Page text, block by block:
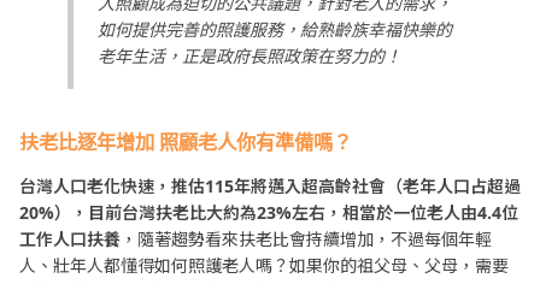
如何提供完善的照護服務，給熟齡族幸福快樂的
老年生活，正是政府長照政策在努力的！
扶老比逐年增加 照顧老人你有準備嗎？
台灣人口老化快速，推估115年將邁入超高齡社會（老年人口占超過
20%），目前台灣扶老比大約為23%左右，相當於一位老人由4.4位
工作人口扶養 ，隨著趨勢看來扶老比會持續增加，不過每個年輕
人、壯年人都懂得如何照護老人嗎？如果你的祖父母、父母，需要